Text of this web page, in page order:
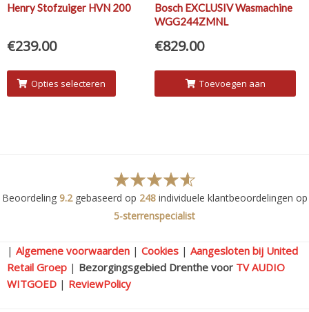
Henry Stofzuiger HVN 200
€239.00
Opties selecteren
Bosch EXCLUSIV Wasmachine
WGG244ZMNL
€829.00
Toevoegen aan
Beoordeling 9.2gebaseerd op 248individuele klantbeoordelingen op
5-sterrenspecialist
| Algemene voorwaarden | Cookies | Aangesloten bij United
Retail Groep | Bezorgingsgebied Drenthe voor TV AUDIO
WITGOED | ReviewPolicy